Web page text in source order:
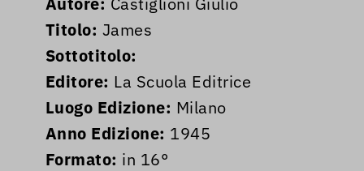
Titolo: James
Sottotitolo:
Editore: La Scuola Editrice
Luogo Edizione: Milano
Anno Edizione: 1945
Formato: in 16°